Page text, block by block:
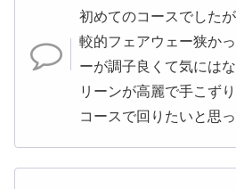
初めてのコースでした
較的フェアウェー狭か
ーが調子良くて気には
リーンが高麗で手こず
コースで回りたいと思っ